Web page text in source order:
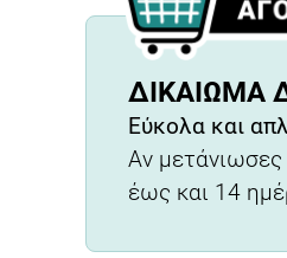
ΔΙΚΑΊΩΜΑ
Εύκολα και
Αν μετάνιωσες
έως και 14